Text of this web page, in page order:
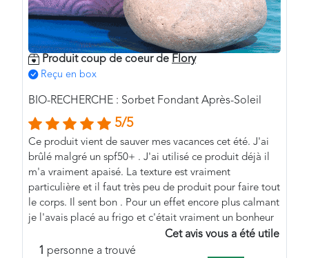
Produit coup de coeur de Flory
Reçu en box
BIO-RECHERCHE : Sorbet Fondant Après-Soleil
5/5
Ce produit vient de sauver mes vacances cet été. J'ai
brûlé malgré un spf50+ . J'ai utilisé ce produit déjà il
m'a vraiment apaisé. La texture est vraiment
particulière et il faut très peu de produit pour faire tout
le corps. Il sent bon . Pour un effet encore plus calmant
je l'avais placé au frigo et c'était vraiment un bonheur
1 personne a trouvé
Cet avis vous a été utile